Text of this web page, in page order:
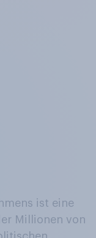
ist eine
Millionen von